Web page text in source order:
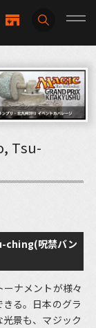
Tsu-
ching(呪禁バン
ナメントが様々
る。日本のグラ
景も、マジック